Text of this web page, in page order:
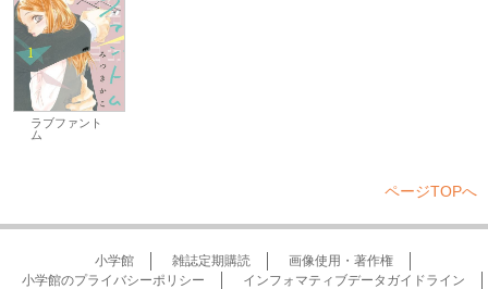
ラブファント
ム
ページTOPへ
小学館 雑誌定期購読
画像使用・著作権
小学館のプライバシーポリシー
インフォマティブデータガイドライン